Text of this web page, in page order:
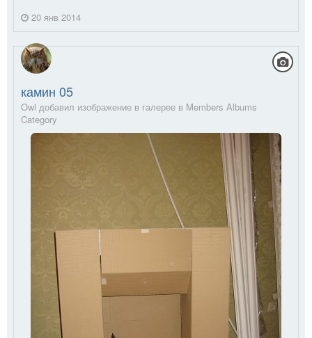
20 янв 2014
камин 05
Owl добавил изображение в галерее в Members Albums
Category